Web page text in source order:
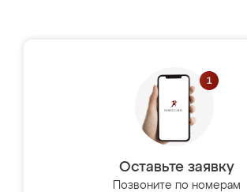
Оставьте заявку
Позвоните по номерам